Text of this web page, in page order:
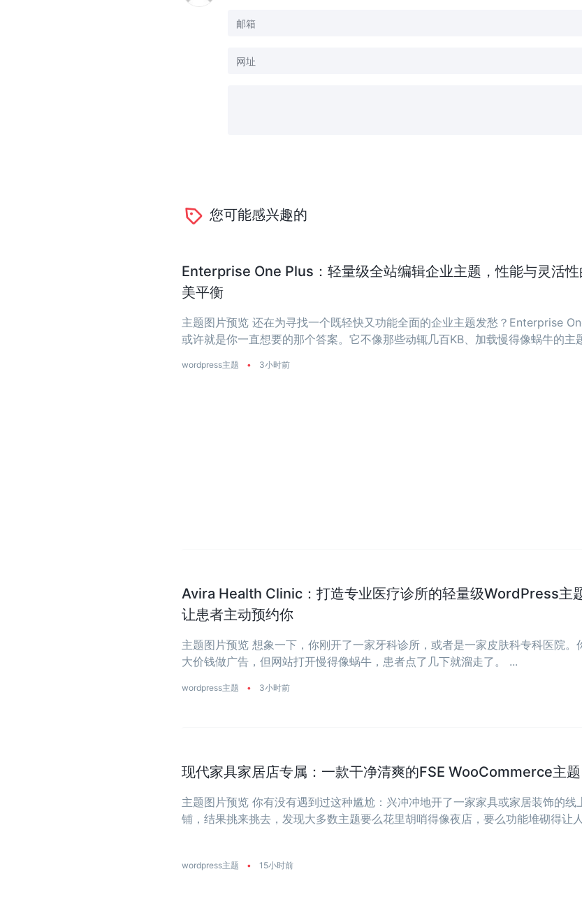
您可能感兴趣的
Enterprise One Plus：轻量级全站编辑企业主题，性能与灵活性
美平衡
主题图片预览 还在为寻找一个既轻快又功能全面的企业主题发愁？Enterprise
或许就是你一直想要的那个答案。它不像那些动辄几百KB、加载慢得像蜗牛的主
wordpress主题 • 3小时前
Avira Health Clinic：打造专业医疗诊所的轻量级WordPress主
让患者主动预约你
主题图片预览 想象一下，你刚开了一家牙科诊所，或者是一家皮肤科专科医院。
大价钱做广告，但网站打开慢得像蜗牛，患者点了几下就溜走了。 ...
wordpress主题 • 3小时前
现代家具家居店专属：一款干净清爽的FSE WooCommerce主题
主题图片预览 你有没有遇到过这种尴尬：兴冲冲地开了一家家具或家居装饰的线
铺，结果挑来挑去，发现大多数主题要么花里胡哨得像夜店，要么功能堆砌得让
wordpress主题 • 15小时前